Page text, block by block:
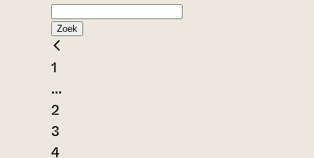
Zoek
1
...
2
3
4